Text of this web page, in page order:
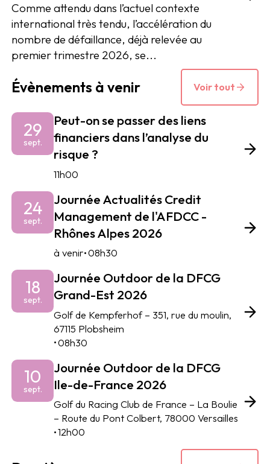
Comme attendu dans l’actuel contexte
international très tendu, l’accélération du
nombre de défaillance, déjà relevée au
premier trimestre 2026, se...
Évènements à venir Voir tout
29
sept.
Peut-on se passer des liens
financiers dans l’analyse du
risque ?
11h00
24
sept.
Journée Actualités Credit
Management de l'AFDCC -
Rhônes Alpes 2026
à venir•08h30
18
sept.
Journée Outdoor de la DFCG
Grand-Est 2026
Golf de Kempferhof – 351, rue du moulin,
67115 Plobsheim
•08h30
10
sept.
Journée Outdoor de la DFCG
Ile-de-France 2026
Golf du Racing Club de France – La Boulie
– Route du Pont Colbert, 78000 Versailles
•12h00